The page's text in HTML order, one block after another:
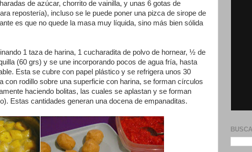
de azúcar, chorrito de vainilla, y unas 6 gotas de
repostería), incluso se le puede poner una pizca de sirope de
es que no quede la masa muy líquida, sino más bien sólida
1 taza de harina, 1 cucharadita de polvo de hornear, ½ de
(60 grs) y se une incorporando pocos de agua fría, hasta
Esta se cubre con papel plástico y se refrigera unos 30
con rodillo sobre una superficie con harina, se forman círculos
haciendo bolitas, las cuales se aplastan y se forman
Estas cantidades generan una docena de empanaditas.